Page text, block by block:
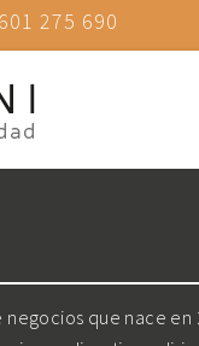
275 690
negocios que nace